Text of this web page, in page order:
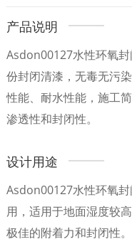
产品说明
Asdon00127水性环氧
份封闭清漆，无毒无污
性能、耐水性能，施工
渗透性和封闭性。
设计用途
Asdon00127水性环氧
用，适用于地面湿度较
极佳的附着力和封闭性。